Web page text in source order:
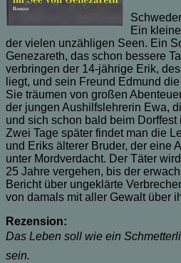
Ein
der vielen unzähligen Seen. Ein
Genezareth, das schon bessere
verbringen der 14-jährige Erik,
liegt, und sein Freund Edmund
Sie träumen von großen
der jungen Aushilfslehrerin Ewa,
und sich schon bald beim Dorffest
Zwei Tage später findet man die
und Eriks älterer Bruder, der eine
unter Mordverdacht. Der Täter
25 Jahre vergehen, bis der
Bericht über ungeklärte
von damals mit aller Gewalt über
Rezension:
Das Leben soll wie ein
sein.